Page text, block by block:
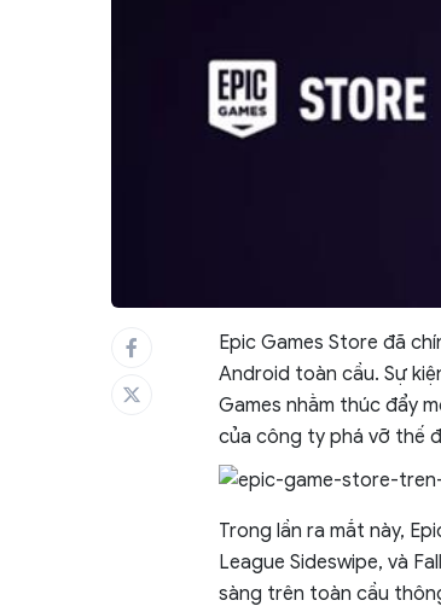
Epic Games Store đã
Android toàn cầu. Sự
Games nhằm thúc đẩy
của công ty phá vỡ thế
Trong lần ra mắt này,
League Sideswipe, và
sàng trên toàn cầu